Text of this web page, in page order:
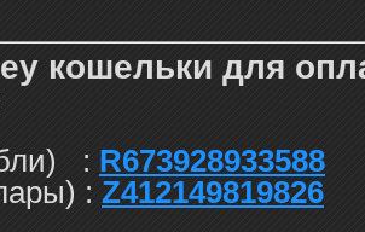
кошельки для
: R673928933588
: Z412149819826